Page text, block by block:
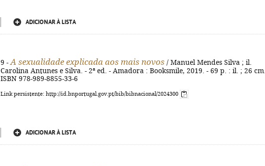
ADICIONAR À LISTA
9 - A sexualidade explicada aos mais novos / Manuel Mendes Silva ; il.
Carolina Antunes e Silva. - 2ª ed. - Amadora : Booksmile, 2019. - 69 p. : il. ; 26
ISBN 978-989-8855-33-6
Link persistente: http://id.bnportugal.gov.pt/bib/bibnacional/2024300
ADICIONAR À LISTA